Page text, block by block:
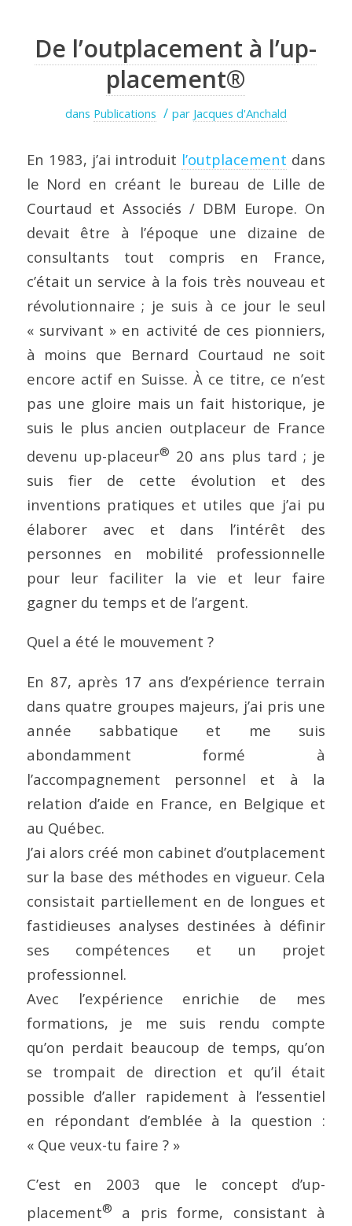
De l’outplacement à l’up-
placement®
dans Publications / par Jacques d'Anchald
En 1983, j’ai introduit l’outplacement dans
le Nord en créant le bureau de Lille de
Courtaud et Associés / DBM Europe. On
devait être à l’époque une dizaine de
consultants tout compris en France,
c’était un service à la fois très nouveau et
révolutionnaire ; je suis à ce jour le seul
« survivant » en activité de ces pionniers,
à moins que Bernard Courtaud ne soit
encore actif en Suisse. À ce titre, ce n’est
pas une gloire mais un fait historique, je
suis le plus ancien outplaceur de France
devenu up-placeur® 20 ans plus tard ; je
suis fier de cette évolution et des
inventions pratiques et utiles que j’ai pu
élaborer avec et dans l’intérêt des
personnes en mobilité professionnelle
pour leur faciliter la vie et leur faire
gagner du temps et de l’argent.
Quel a été le mouvement ?
En 87, après 17 ans d’expérience terrain
dans quatre groupes majeurs, j’ai pris une
année sabbatique et me suis
abondamment formé à
l’accompagnement personnel et à la
relation d’aide en France, en Belgique et
au Québec.
J’ai alors créé mon cabinet d’outplacement
sur la base des méthodes en vigueur. Cela
consistait partiellement en de longues et
fastidieuses analyses destinées à définir
ses compétences et un projet
professionnel.
Avec l’expérience enrichie de mes
formations, je me suis rendu compte
qu’on perdait beaucoup de temps, qu’on
se trompait de direction et qu’il était
possible d’aller rapidement à l’essentiel
en répondant d’emblée à la question :
« Que veux-tu faire ? »
C’est en 2003 que le concept d’up-
placement®
a pris forme, consistant à